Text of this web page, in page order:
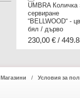
UMBRA Количка
сервиране
“BELLWOOD“ -
бял / дърво
230,00 € /
Магазини Условия за